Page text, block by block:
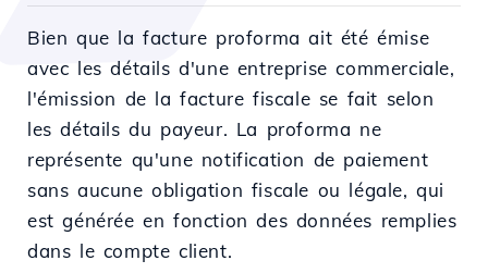
Bien que la facture proforma ait été émise
avec les détails d'une entreprise commerciale,
l'émission de la facture fiscale se fait selon
les détails du payeur. La proforma ne
représente qu'une notification de paiement
sans aucune obligation fiscale ou légale, qui
est générée en fonction des données remplies
dans le compte client.